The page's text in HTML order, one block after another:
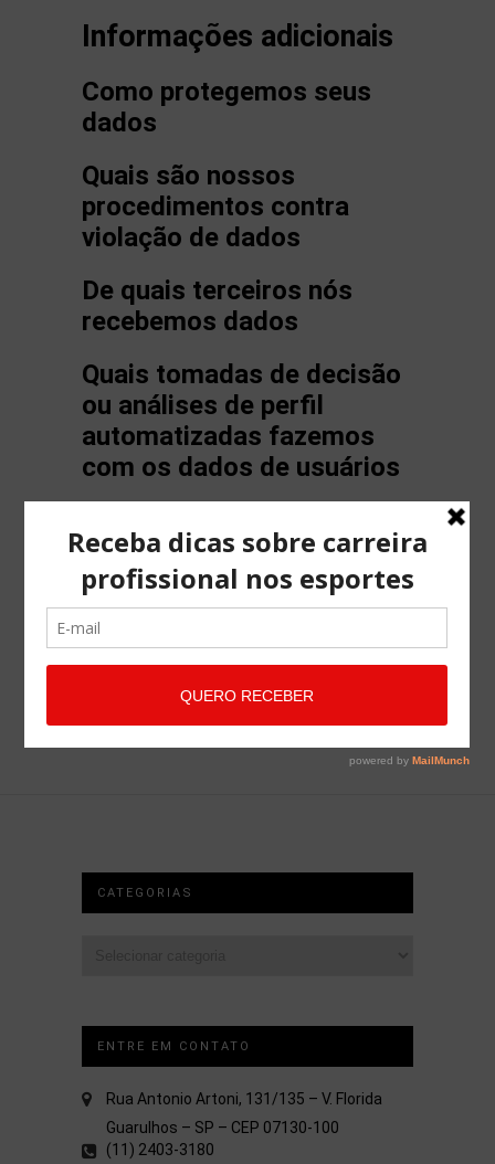
Informações adicionais
Como protegemos seus
dados
Quais são nossos
procedimentos contra
violação de dados
De quais terceiros nós
recebemos dados
Quais tomadas de decisão
ou análises de perfil
automatizadas fazemos
com os dados de usuários
divulgação para sua
categoria profissional
CATEGORIAS
ENTRE EM CONTATO
Rua Antonio Artoni, 131/135 – V. Florida
Guarulhos – SP – CEP 07130-100
(11) 2403-3180